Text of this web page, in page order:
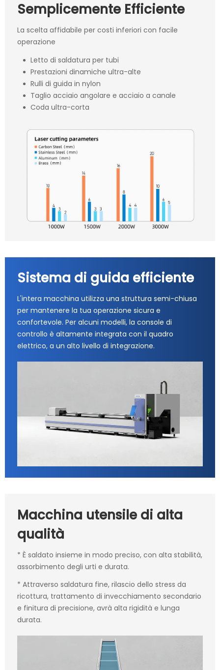
Semplicemente Efficiente
La scelta affidabile per costi inferiori con facile
operazione
Letto di saldatura per tubi
Prestazioni dinamiche ultra-alte
Rulli di guida in nylon
Taglio acciaio angolare e acciaio a canale
Coda ultra-corta
Sistema di guida efficiente
L'intera macchina utilizza una struttura semi-chiusa
per mantenere la tua operazione sicura e
confortevole. Per alcuni modelli, la console di
controllo è altamente integrata con il quadro
elettrico, a un alto livello di integrazione.
Macchina utensile di alta
qualità
* È saldato insieme in modo preciso, con alta stabilità,
assorbimento degli urti e durata.
* Attraverso saldatura fine, rilascio dello stress da
ricottura, trattamento di invecchiamento secondario
e finitura di precisione, avrà alta rigidità e lunga
durata.